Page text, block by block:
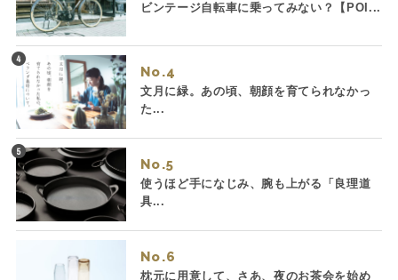
ビンテージ自転車に乗ってみない？【POI...
No.
文月に緑。あの頃、朝顔を育てられなかっ
た...
No.
使うほど手になじみ、腕も上がる「良理道
具...
No.
枕元に用意して、さあ、夜のお茶会を始め